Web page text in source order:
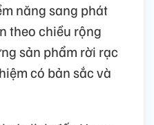
năng sang phát
theo chiều rộng
sản phẩm rời rạc
có bản sắc và